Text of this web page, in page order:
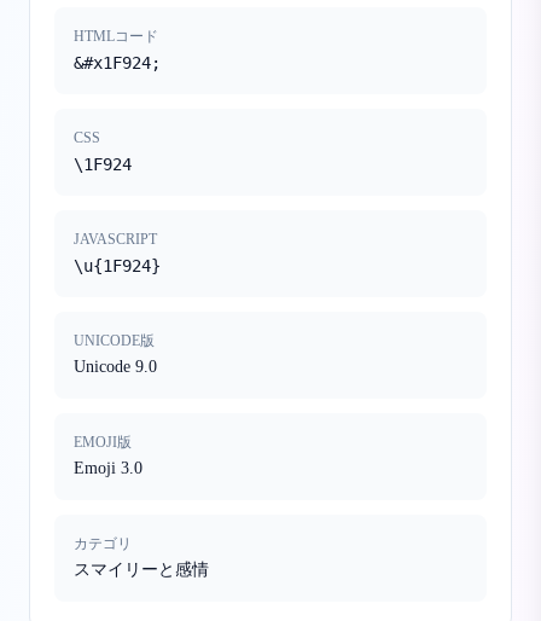
HTMLコード
&#x1F924;
CSS
\1F924
JAVASCRIPT
\u{1F924}
UNICODE版
Unicode 9.0
EMOJI版
Emoji 3.0
カテゴリ
スマイリーと感情